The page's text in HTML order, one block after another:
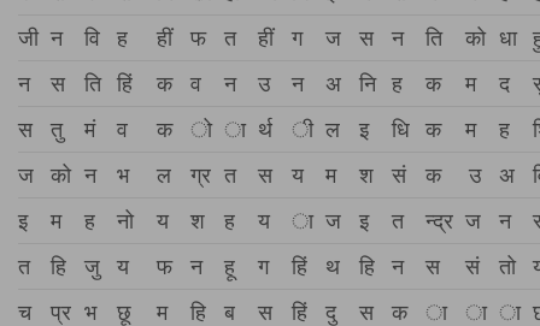
जी न वि ह हीं फ त हीं ग ज स न ति को धा
न
स ति हिं क व न उ न अ नि ह क म द
स
तु मं व क ो ा र्थ ी ल इ धि क म ह
ज
को न भ ल ग्र त स य म श सं क उ अ
इ
म ह नो य श ह य ा ज इ त न्द्र ज न
त
हि जु य फ न हू ग हिं थ हि न स सं तो
च
प्र भ छू म हि ब स हिं दु स क ा ा ा